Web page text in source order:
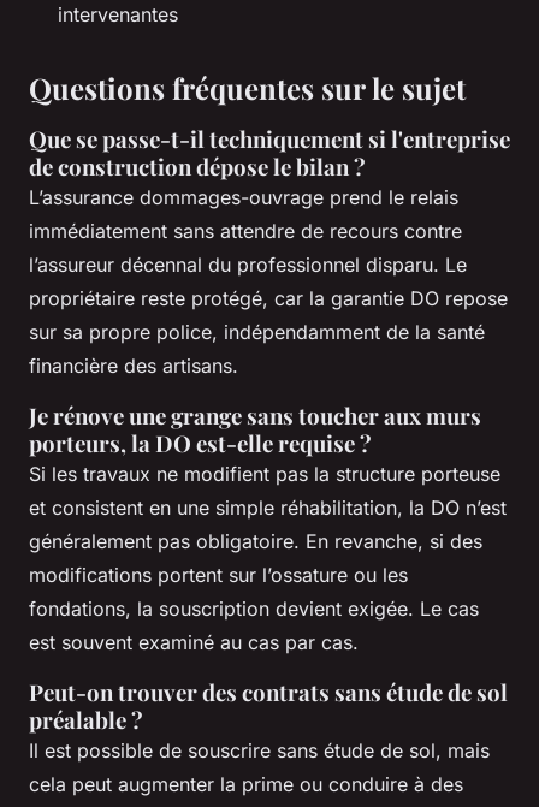
intervenantes
Questions fréquentes sur le sujet
Que se passe-t-il techniquement si l'entreprise
de construction dépose le bilan ?
L’assurance dommages-ouvrage prend le relais
immédiatement sans attendre de recours contre
l’assureur décennal du professionnel disparu. Le
propriétaire reste protégé, car la garantie DO repose
sur sa propre police, indépendamment de la santé
financière des artisans.
Je rénove une grange sans toucher aux murs
porteurs, la DO est-elle requise ?
Si les travaux ne modifient pas la structure porteuse
et consistent en une simple réhabilitation, la DO n’est
généralement pas obligatoire. En revanche, si des
modifications portent sur l’ossature ou les
fondations, la souscription devient exigée. Le cas
est souvent examiné au cas par cas.
Peut-on trouver des contrats sans étude de sol
préalable ?
Il est possible de souscrire sans étude de sol, mais
cela peut augmenter la prime ou conduire à des